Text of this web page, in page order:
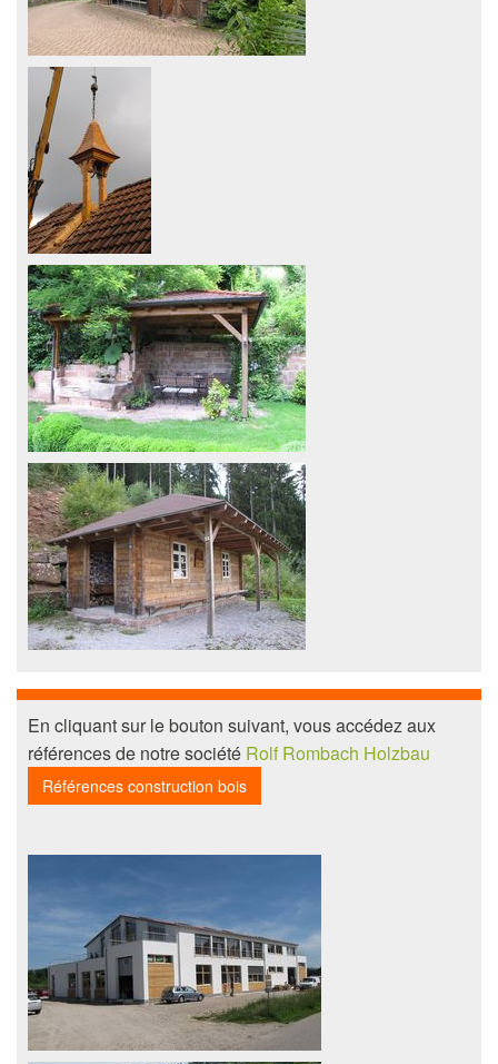
En cliquant sur le bouton suivant, vous accédez aux
références de notre société Rolf Rombach Holzbau
Références construction bois